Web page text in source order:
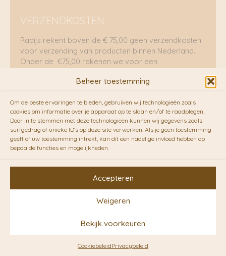
Beheer toestemming
Om de beste ervaringen te bieden, gebruiken wij technologieën zoals
cookies om informatie over je apparaat op te slaan en/of te raadplegen.
Door in te stemmen met deze technologieën kunnen wij gegevens zoals
surfgedrag of unieke ID's op deze site verwerken. Als je geen toestemming
geeft of uw toestemming intrekt, kan dit een nadelige invloed hebben op
bepaalde functies en mogelijkheden.
Accepteren
Weigeren
Bekijk voorkeuren
CookiebeleidPrivacybeleid
VERZENDKOSTEN
Radijs rekent boven de € 75,00 geen verzendkosten
voor verzending van producten binnen Nederland.
Onder de €75,00 rekenen we voor een
RADIJS werkt samen met de duurzame bezorgdienst
vanFietskoeriers.nl. Pakketten (mits voorradig) voor
10.00 uur besteld op een doordeweekse dag,
bezorgen zij soms nog op dezelfde dag in de
avonduren! Brievenbuspakjes de volgende dag. En
waar mogelijk ook echt op de fiets!!
Conceptstore | Designed by
Ontwerpunie